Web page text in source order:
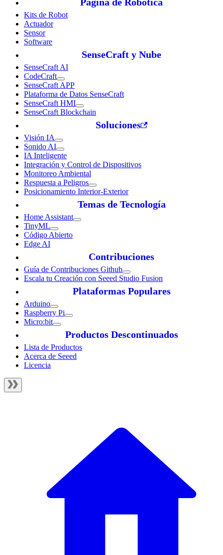
Kits de Robot
Actuador
Sensor
Software
SenseCraft y Nube
SenseCraft AI
CodeCraft
SenseCraft APP
Plataforma de Datos SenseCraft
SenseCraft HMI
SenseCraft Blockchain
Soluciones
Visión IA
Sonido AI
IA Inteligente
Integración y Control de Dispositivos
Monitoreo Ambiental
Respuesta a Peligros
Posicionamiento Interior-Exterior
Temas de Tecnología
Home Assistant
TinyML
Código Abierto
Edge AI
Contribuciones
Guía de Contribuciones Github
Escala tu Creación con Seeed Studio Fusion
Plataformas Populares
Arduino
Raspberry Pi
Micro:bit
Productos Descontinuados
Lista de Productos
Acerca de Seeed
Licencia